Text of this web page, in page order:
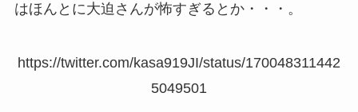
はほんとに大迫さんが怖すぎるとか・・・。
https://twitter.com/kasa919JI/status/170048311442
5049501